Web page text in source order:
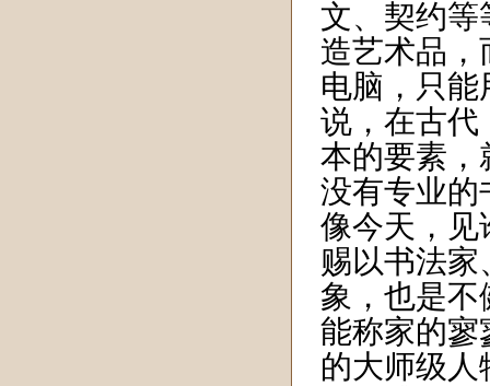
文、契约等
造艺术品，
电脑，只
说，在古代
本的要素，
没有专业的
像今天，见
赐以书法
象，也是不
能称家的寥
的大师级